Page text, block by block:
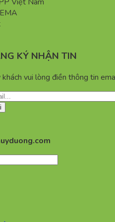
KÝ NHẬN TIN
khách vui lòng điền thông tin